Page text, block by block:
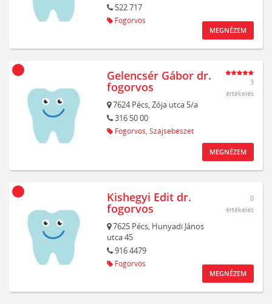
522 717
Fogorvos
MEGNÉZEM
Gelencsér Gábor dr.
fogorvos
7624 Pécs,Zója utca 5/a
316 50 00
Fogorvos, Szájsebészet
3
értékelés
MEGNÉZEM
Kishegyi Edit dr.
fogorvos
7625 Pécs, Hunyadi János
utca 45
916 4479
Fogorvos
0
értékelés
MEGNÉZEM